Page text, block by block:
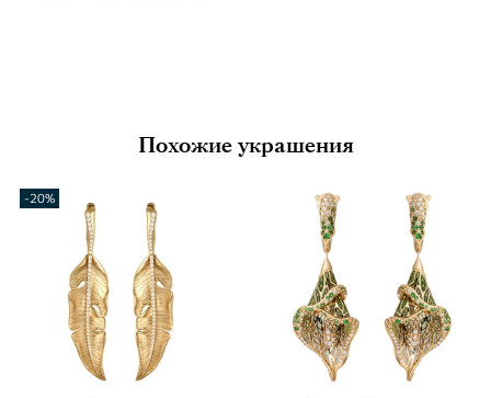
Похожие украшения
-20%